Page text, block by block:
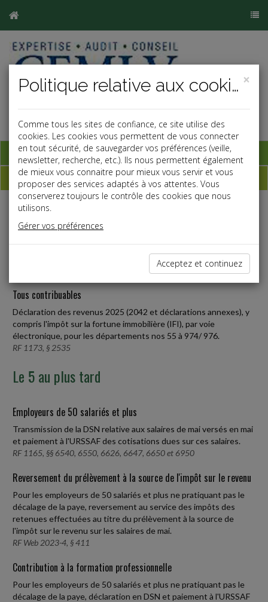
Base documentaire
Échéancier
Échéancier : juin
Tous contribuables
Déclaration des revenus 2025 (2042 et déclarations annexes), y
compris l'impôt sur la fortune immobilière (IFI), par voie
électronique, pour les départements nos 55 à 974/ 976.
RF 1173, § 2535
Le 5 au plus tard
Employeurs de 50 salariés et plus
Transmission de la DSN relative aux salaires de mai versés en mai
et paiement à l'URSSAF des cotisations dues sur ces salaires.
RF 1165, §§ 6540, 6550, 6626, 6647, 6650 et 6950
Reversement du prélèvement à la source de l'impôt sur le revenu
Pour les employeurs de 50 salariés et plus ne pratiquant pas le
décalage de la paye, reversement au service des impôts des
retenues effectuées au titre du prélèvement à la source de
l'impôt sur le revenu sur les salaires de mai.
RF Web 2023-4, § 411
Contribution à la formation professionnelle
Pour les employeurs de 50 salariés et plus ne pratiquant pas le
décalage de la paye, déclaration en DSN et paiement à l'URSSAF
×
Politique relative aux cookies
Comme tous les sites de confiance, ce site utilise des
cookies. Les cookies vous permettent de vous connecter
en tout sécurité, de sauvegarder vos préférences (veille,
newsletter, recherche, etc.). Ils nous permettent également
de mieux vous connaitre pour mieux vous servir et vous
proposer des services adaptés à vos attentes. Vous
conserverez toujours le contrôle des cookies que nous
utilisons.
Gérer vos préférences
Acceptez et continuez